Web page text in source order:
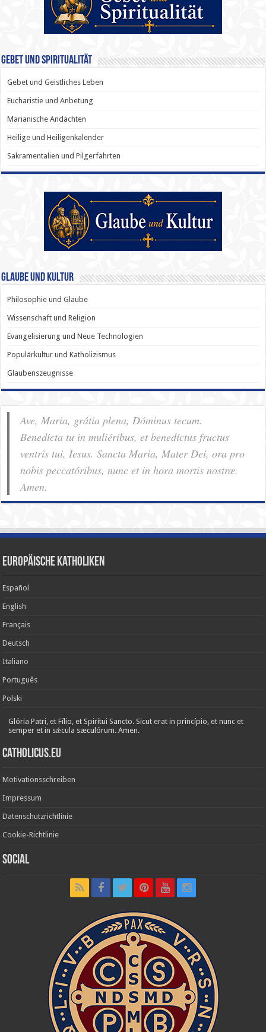
Gebet und Spiritualität
Gebet und Geistliches Leben
Eucharistie und Anbetung
Marianische Andachten
Heilige und Heiligenkalender
Sakramentalien und Pilgerfahrten
Glaube und Kultur
Philosophie und Glaube
Wissenschaft und Religion
Evangelisierung und Neue Technologien
Populärkultur und Katholizismus
Glaubenszeugnisse
Ave, Maria, grátia plena, Dóminus tecum.
Benedícta tu in muliéribus, et benedíctus fructus
ventris tui, Iesus. Sancta Maria, Mater Dei, ora pro
nobis pec­ca­tóribus, nunc et in hora mortis nostræ.
Amen.
Europäische Katholiken
Español
English
Français
Deutsch
Italiano
Português
Polski
Glória Patri, et Fílio, et Spirítui Sancto. Sicut erat in princípio, et nunc et
semper et in sǽcula sæculórum. Amen.
Catholicus.eu
Motivationsschreiben
Impressum
Datenschutzrichtlinie
Cookie-Richtlinie
Social